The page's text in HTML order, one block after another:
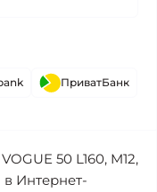
ПриватБанк
50 L160, M12,
Интернет-